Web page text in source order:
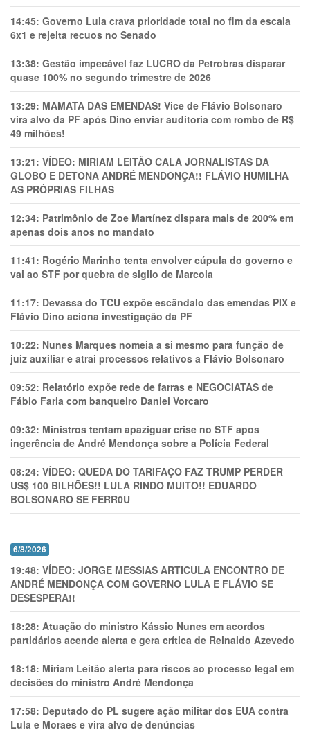
14:45: Governo Lula crava prioridade total no fim da escala
6x1 e rejeita recuos no Senado
13:38: Gestão impecável faz LUCRO da Petrobras disparar
quase 100% no segundo trimestre de 2026
13:29: MAMATA DAS EMENDAS! Vice de Flávio Bolsonaro
vira alvo da PF após Dino enviar auditoria com rombo de R$
49 milhões!
13:21: VÍDEO: MIRIAM LEITÃO CALA JORNALISTAS DA
GLOBO E DETONA ANDRÉ MENDONÇA!! FLÁVIO HUMILHA
AS PRÓPRIAS FILHAS
12:34: Patrimônio de Zoe Martínez dispara mais de 200% em
apenas dois anos no mandato
11:41: Rogério Marinho tenta envolver cúpula do governo e
vai ao STF por quebra de sigilo de Marcola
11:17: Devassa do TCU expõe escândalo das emendas PIX e
Flávio Dino aciona investigação da PF
10:22: Nunes Marques nomeia a si mesmo para função de
juiz auxiliar e atrai processos relativos a Flávio Bolsonaro
09:52: Relatório expõe rede de farras e NEGOCIATAS de
Fábio Faria com banqueiro Daniel Vorcaro
09:32: Ministros tentam apaziguar crise no STF apos
ingerência de André Mendonça sobre a Polícia Federal
08:24: VÍDEO: QUEDA DO TARIFAÇO FAZ TRUMP PERDER
US$ 100 BILHÕES!! LULA RINDO MUITO!! EDUARDO
BOLSONARO SE FERR0U
6/8/2026
19:48: VÍDEO: JORGE MESSIAS ARTICULA ENCONTRO DE
ANDRÉ MENDONÇA COM GOVERNO LULA E FLÁVIO SE
DESESPERA!!
18:28: Atuação do ministro Kássio Nunes em acordos
partidários acende alerta e gera crítica de Reinaldo Azevedo
18:18: Míriam Leitão alerta para riscos ao processo legal em
decisões do ministro André Mendonça
17:58: Deputado do PL sugere ação militar dos EUA contra
Lula e Moraes e vira alvo de denúncias